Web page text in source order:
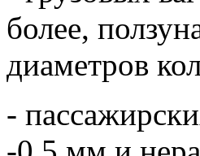
более,
диаметров
-